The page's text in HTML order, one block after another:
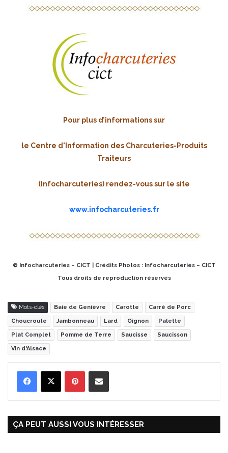
Pour plus d’informations sur
le Centre d'Information des Charcuteries-Produits
Traiteurs
(Infocharcuteries) rendez-vous sur le site
www.infocharcuteries.fr
© Infocharcuteries – CICT | Crédits Photos : Infocharcuteries – CICT
Tous droits de reproduction réservés
Mots-clés Baie de Genièvre Carotte Carré de Porc
Choucroute Jambonneau Lard Oignon Palette
Plat Complet Pomme de Terre Saucisse Saucisson
Vin d'Alsace
ÇA PEUT AUSSI VOUS INTÉRESSER